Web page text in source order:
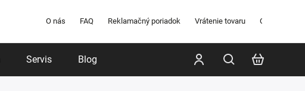
O nás FAQ Reklamačný poriadok Vrátenie tovaru Obchodné
Servis Blog Značky